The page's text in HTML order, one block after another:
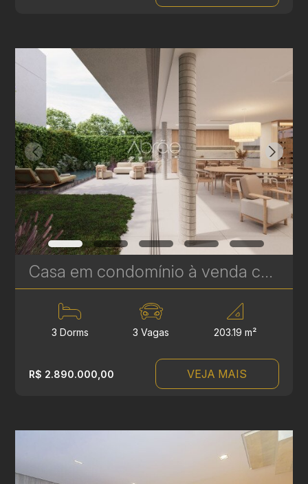
Casa em condomínio à venda com 3 suítes em Campina do Siqueira - 302,69 m² privativos - Casa Áurea | Ref. 1780
3 Dorms 3 Vagas 203.19 m²
R$ 2.890.000,00 VEJA MAIS